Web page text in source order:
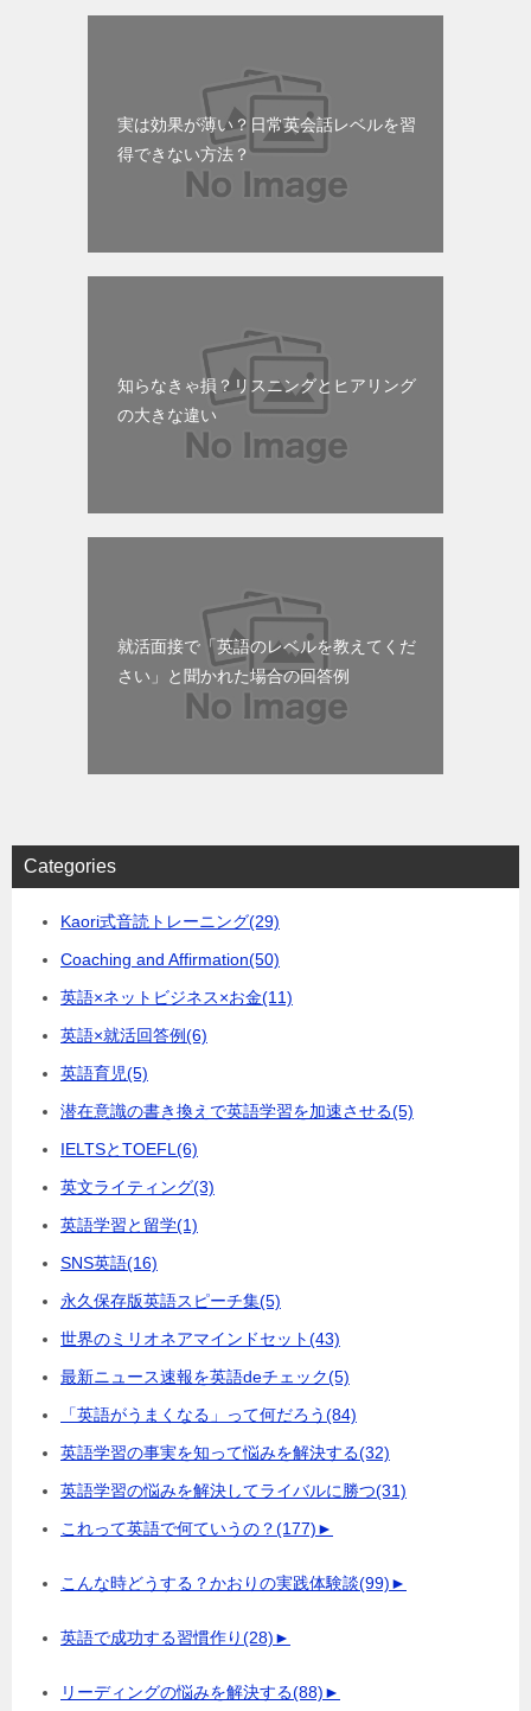
実は効果が薄い？日常英会話レベルを習
得できない方法？
知らなきゃ損？リスニングとヒアリング
の大きな違い
就活面接で「英語のレベルを教えてくだ
さい」と聞かれた場合の回答例
Categories
Kaori式音読トレーニング(29)
Coaching and Affirmation(50)
英語×ネットビジネス×お金(11)
英語×就活回答例(6)
英語育児(5)
潜在意識の書き換えで英語学習を加速させる(5)
IELTSとTOEFL (6)
英文ライティング(3)
英語学習と留学(1)
SNS英語(16)
永久保存版英語スピーチ集(5)
世界のミリオネアマインドセット(43)
最新ニュース速報を英語deチェック(5)
「英語がうまくなる」って何だろう(84)
英語学習の事実を知って悩みを解決する(32)
英語学習の悩みを解決してライバルに勝つ(31)
これって英語で何ていうの？(177)►
こんな時どうする？かおりの実践体験談(99)►
英語で成功する習慣作り(28)►
リーディングの悩みを解決する(88)►